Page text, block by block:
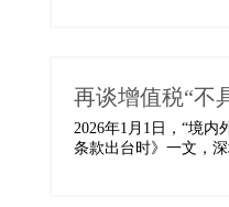
再谈增值税“不
2026年1月1日，“境
条款出台时》一文，